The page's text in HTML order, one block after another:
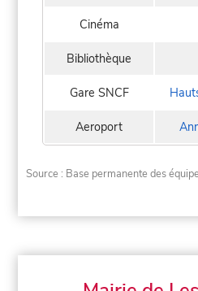
Cinéma
Bibliothèque
Gare SNCF
Aeroport
Source : Base permanente des